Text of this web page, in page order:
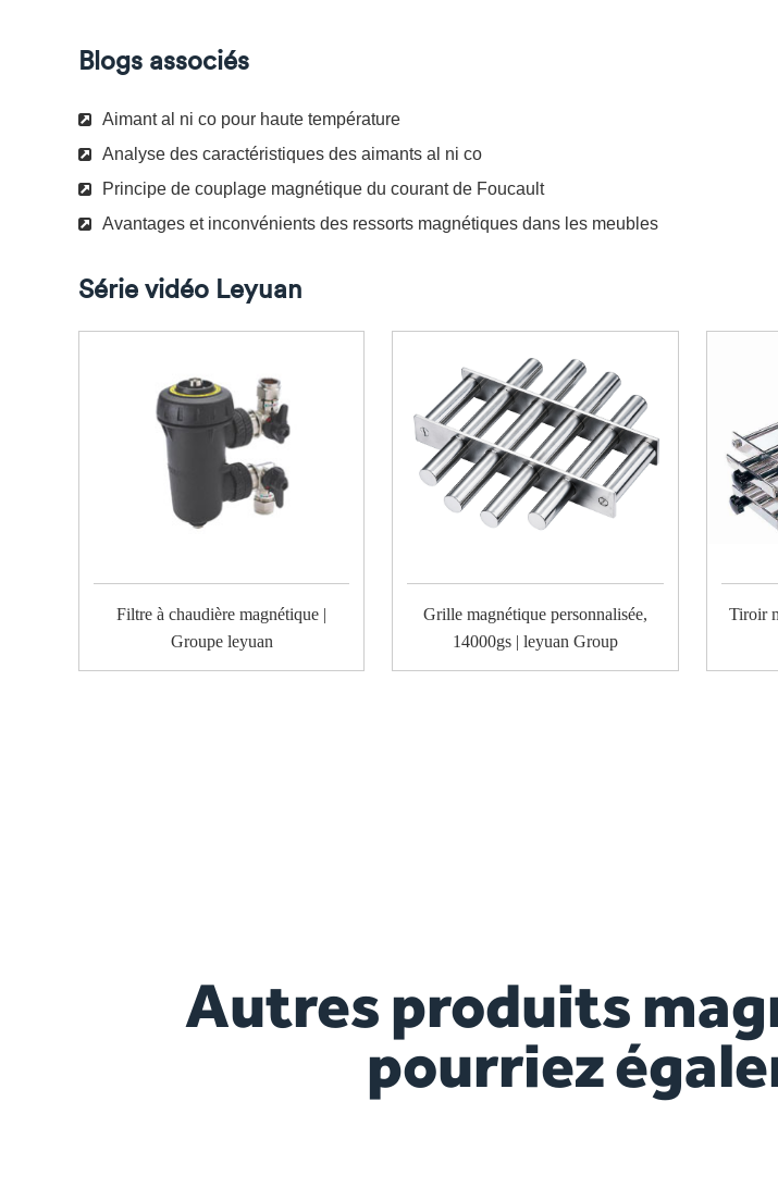
Blogs associés
Aimant al ni co pour haute température
Analyse des caractéristiques des aimants al ni co
Principe de couplage magnétique du courant de Foucault
Avantages et inconvénients des ressorts magnétiques dans les meubles
Série vidéo Leyuan
Filtre à chaudière magnétique |
Groupe leyuan
Grille magnétique personnalisée,
14000gs | leyuan Group
Tiroir
Autres produits
pourriez